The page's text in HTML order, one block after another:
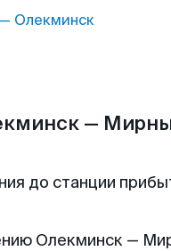
— Олекминск
—
до станции
Олекминск —